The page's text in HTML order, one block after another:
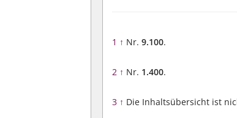
1 ↑ Nr.9.100.
2 ↑ Nr. 1.400.
3 ↑ Die Inhaltsübersicht ist